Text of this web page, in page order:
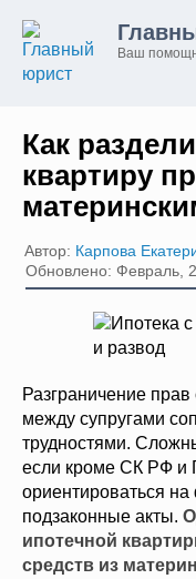
контенту
Ваш
Как
квартиру
Автор: Карпова
Обновлено: Февраль,
Разграничение
между супругами
трудностями.
если кроме СК РФ и
ориентироваться
подзаконные акты.
ипотечной
средств из